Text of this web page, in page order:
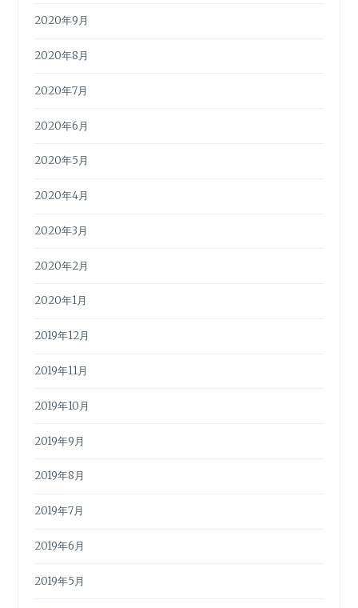
2020年9月
2020年8月
2020年7月
2020年6月
2020年5月
2020年4月
2020年3月
2020年2月
2020年1月
2019年12月
2019年11月
2019年10月
2019年9月
2019年8月
2019年7月
2019年6月
2019年5月